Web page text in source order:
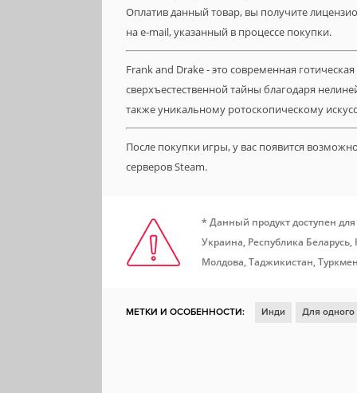
Оплатив данный товар, вы получите
на e-mail, указанный в процессе покупки.
Frank and Drake - это современная
сверхъестественной тайны благодаря
также уникальному ротоскопическому
После покупки игры, у вас появится
серверов Steam.
* Данный продукт доступен
Украина, Республика
Молдова, Таджикистан,
МЕТКИ И ОСОБЕННОСТИ: Инди Для одного